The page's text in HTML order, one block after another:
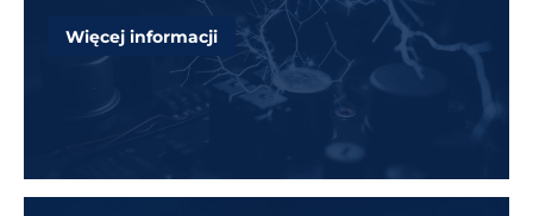
Więcej informacji